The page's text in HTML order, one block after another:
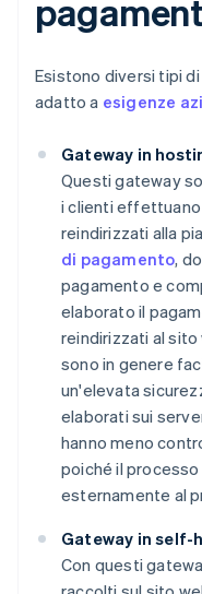
Esistono diversi tipi
adatto a esigenze
Gateway in
Questi gateway
i clienti
reindirizzati alla
di pagamento,
pagamento e
elaborato il
reindirizzati al
sono in genere
un'elevata
elaborati sui
hanno meno
poiché il
esternamente al
Gateway in self-
Con questi